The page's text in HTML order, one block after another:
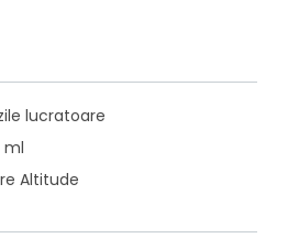
lucratoare
ml
Altitude